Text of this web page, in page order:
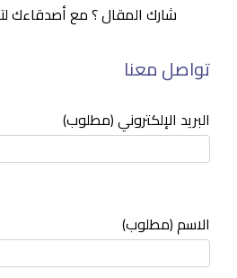
شارك المقال ؟ مع أصدقاءك
تواصل معنا
البريد الإلكتروني (مطلوب)
الاسم (مطلوب)